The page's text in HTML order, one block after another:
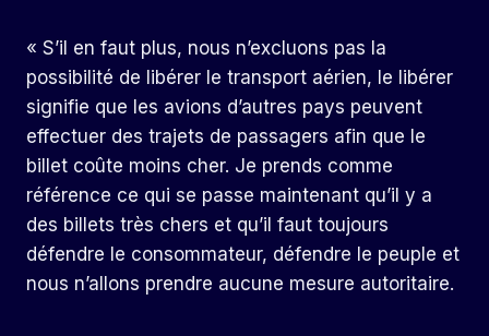
« S’il en faut plus, nous n’excluons pas la
possibilité de libérer le transport aérien, le libérer
signifie que les avions d’autres pays peuvent
effectuer des trajets de passagers afin que le
billet coûte moins cher. Je prends comme
référence ce qui se passe maintenant qu’il y a
des billets très chers et qu’il faut toujours
défendre le consommateur, défendre le peuple et
nous n’allons prendre aucune mesure autoritaire.